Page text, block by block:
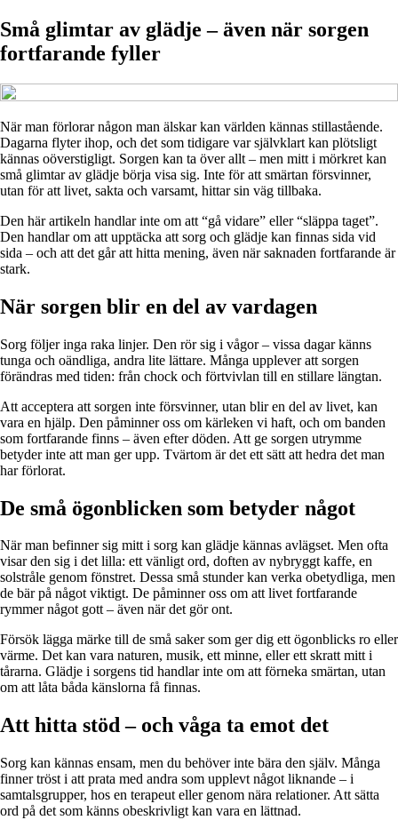
Små glimtar av glädje – även när sorgen
fortfarande fyller
När man förlorar någon man älskar kan världen kännas stillastående.
Dagarna flyter ihop, och det som tidigare var självklart kan plötsligt
kännas oöverstigligt. Sorgen kan ta över allt – men mitt i mörkret kan
små glimtar av glädje börja visa sig. Inte för att smärtan försvinner,
utan för att livet, sakta och varsamt, hittar sin väg tillbaka.
Den här artikeln handlar inte om att “gå vidare” eller “släppa taget”.
Den handlar om att upptäcka att sorg och glädje kan finnas sida vid
sida – och att det går att hitta mening, även när saknaden fortfarande är
stark.
När sorgen blir en del av vardagen
Sorg följer inga raka linjer. Den rör sig i vågor – vissa dagar känns
tunga och oändliga, andra lite lättare. Många upplever att sorgen
förändras med tiden: från chock och förtvivlan till en stillare längtan.
Att acceptera att sorgen inte försvinner, utan blir en del av livet, kan
vara en hjälp. Den påminner oss om kärleken vi haft, och om banden
som fortfarande finns – även efter döden. Att ge sorgen utrymme
betyder inte att man ger upp. Tvärtom är det ett sätt att hedra det man
har förlorat.
De små ögonblicken som betyder något
När man befinner sig mitt i sorg kan glädje kännas avlägset. Men ofta
visar den sig i det lilla: ett vänligt ord, doften av nybryggt kaffe, en
solstråle genom fönstret. Dessa små stunder kan verka obetydliga, men
de bär på något viktigt. De påminner oss om att livet fortfarande
rymmer något gott – även när det gör ont.
Försök lägga märke till de små saker som ger dig ett ögonblicks ro eller
värme. Det kan vara naturen, musik, ett minne, eller ett skratt mitt i
tårarna. Glädje i sorgens tid handlar inte om att förneka smärtan, utan
om att låta båda känslorna få finnas.
Att hitta stöd – och våga ta emot det
Sorg kan kännas ensam, men du behöver inte bära den själv. Många
finner tröst i att prata med andra som upplevt något liknande – i
samtalsgrupper, hos en terapeut eller genom nära relationer. Att sätta
ord på det som känns obeskrivligt kan vara en lättnad.